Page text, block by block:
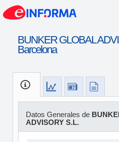
BUNKER GLOBAL
Barcelona
Datos Generales de
ADVISORY S.L.